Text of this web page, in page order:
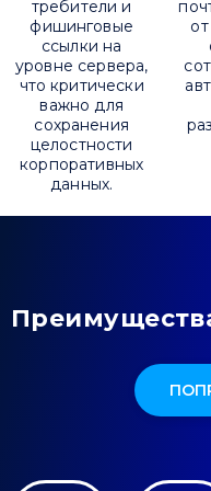
требители и
фишинговые
ссылки на
уровне сервера,
что критически
важно для
сохранения
целостности
корпоративных
данных.
Привіт 👋,
Ми зазвичай